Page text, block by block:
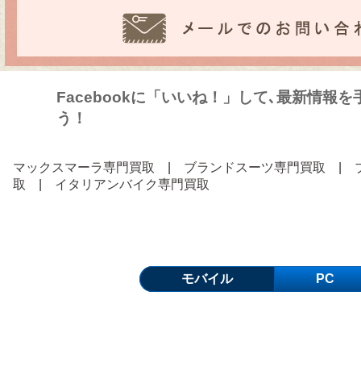
Facebookに「いいね！」して､最新情報を
う！
マックスマーラ専門買取 ブランドスーツ専門買取
取
イタリアンバイク専門買取
モバイル PC